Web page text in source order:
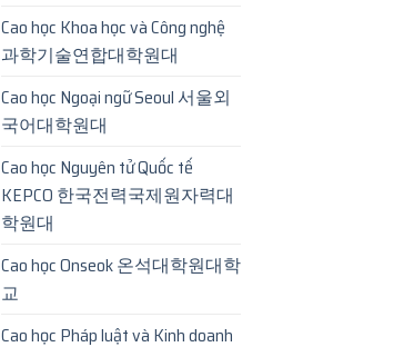
Cao học Khoa học và Công nghệ
과학기술연합대학원대
Cao học Ngoại ngữ Seoul 서울외
국어대학원대
Cao học Nguyên tử Quốc tế
KEPCO 한국전력국제원자력대
학원대
Cao học Onseok 온석대학원대학
교
Cao học Pháp luật và Kinh doanh